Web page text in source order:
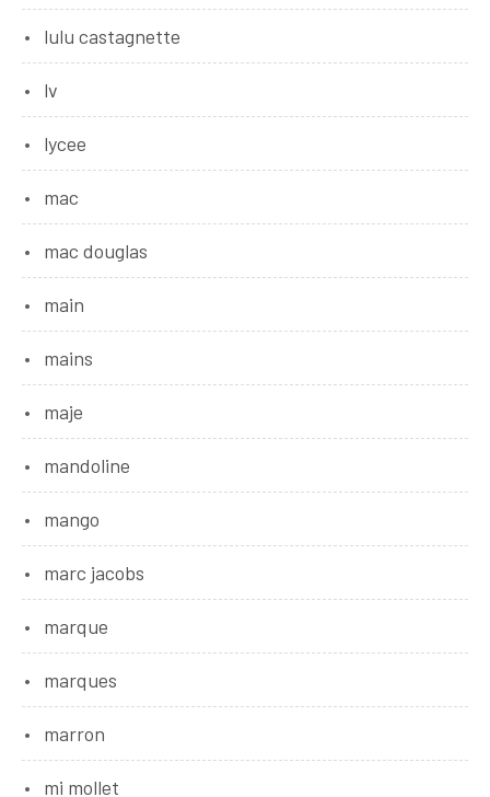
lulu castagnette
lv
lycee
mac
mac douglas
main
mains
maje
mandoline
mango
marc jacobs
marque
marques
marron
mi mollet